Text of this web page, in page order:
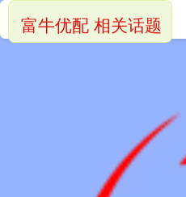
富牛优配 相关话题